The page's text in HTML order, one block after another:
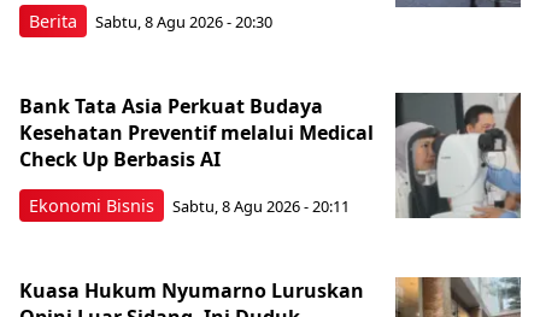
Berita Sabtu, 8 Agu 2026 - 20:30
Ekonomi Bisnis
Bank Tata Asia Perkuat Budaya
Kesehatan Preventif melalui Medical
Check Up Berbasis AI
Sabtu, 8 Agu 2026 - 20:11
Kuasa Hukum Nyumarno Luruskan